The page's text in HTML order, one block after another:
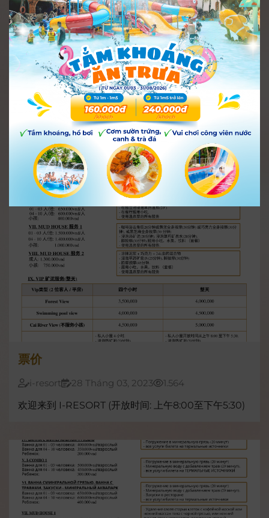
THÔNG BÁO V/V KHÔNG MANG ĐỒ
ĂN, THỨC UỐNG VÀO KHU DU LỊCH
i-resort 01 Tháng 12, 2023
3.454
Từ ngày 01/01/2024, I-resort Nha Trang xin thông
báo: Du khách vui lòng không đem theo đồ ăn –
thức uống vào khu du lịch, trừ đồ ăn của trẻ sơ
票价
i-resort 28 Tháng 03, 2023
1.564
欢迎来到 I-RESORT (开放时间: 上午8:00至下午5:30)